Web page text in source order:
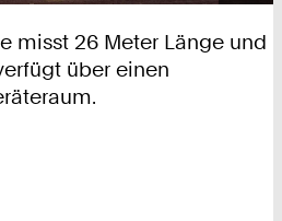
misst 26 Meter Länge und
über einen